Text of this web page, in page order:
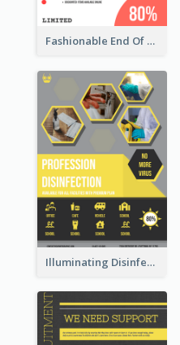
Fashionable End Of Sale Poster Design Template
Illuminating Disinfection Promotional Poster Design